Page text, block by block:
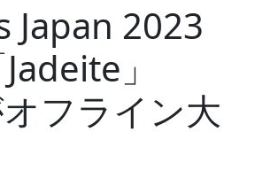
Japan 2023
」
オフライン大